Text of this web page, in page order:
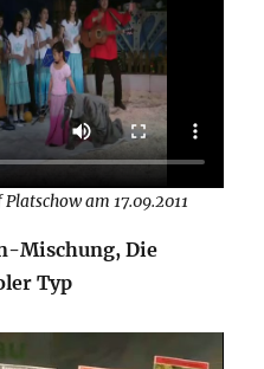
am 17.09.2011
Mischung, Die
Typ